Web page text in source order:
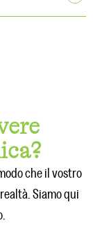
che il vostro
Siamo qui